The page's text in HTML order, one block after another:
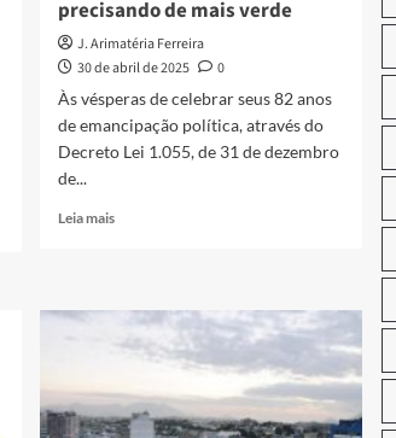
precisando de mais verde
J. Arimatéria Ferreira
30 de abril de 2025
0
Às vésperas de celebrar seus 82 anos
de emancipação política, através do
Decreto Lei 1.055, de 31 de dezembro
de...
Leia maisRead
Sarapuí,
precisando
de
mais